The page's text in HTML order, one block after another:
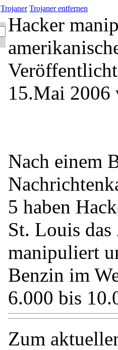
Trojaner Trojaner entfernen
Hacker
15.Mai 2006
Nach einem
5 haben
St. Louis das
manipuliert
Benzin im
6.000 bis
Zum